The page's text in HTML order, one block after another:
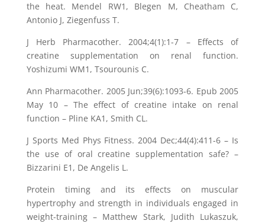
the heat. Mendel RW1, Blegen M, Cheatham C,
Antonio J, Ziegenfuss T.
J Herb Pharmacother. 2004;4(1):1-7 – Effects of
creatine supplementation on renal function.
Yoshizumi WM1, Tsourounis C.
Ann Pharmacother. 2005 Jun;39(6):1093-6. Epub 2005
May 10 – The effect of creatine intake on renal
function – Pline KA1, Smith CL.
J Sports Med Phys Fitness. 2004 Dec;44(4):411-6 – Is
the use of oral creatine supplementation safe? –
Bizzarini E1, De Angelis L.
Protein timing and its effects on muscular
hypertrophy and strength in individuals engaged in
weight-training – Matthew Stark, Judith Lukaszuk,